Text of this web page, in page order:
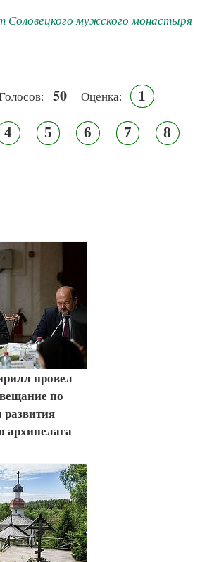
Соловецкого мужского монастыря
50 Оценка: 1
4 5 6 7 8
провел
по
архипелага